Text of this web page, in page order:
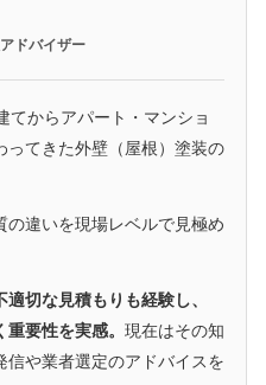
ドバイザー
てからアパート・マンショ
ってきた外壁（屋根）塗装の
違いを現場レベルで見極め
切な見積もりも経験し、
要性を実感。 現在はその知
信や業者選定のアドバイスを